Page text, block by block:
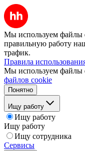
Мы используем файлы
правильную работу
трафик.
Правила
Мы используем файлы
файлов cookie
Понятно
Ищу работу
Ищу работу
Ищу работу
Ищу сотрудника
Сервисы